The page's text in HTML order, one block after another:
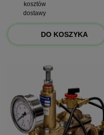
kosztów
dostawy
DO KOSZYKA